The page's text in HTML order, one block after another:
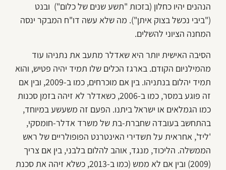
הנהנים יהיו כחלון (בזכות "תשע שנים של כלום") ובנט
("ביבי נכשל בצוק איתן"). מה שלא עשה דו"ח המבקר ינסה
המחנה הציוני להשלים.
הסיבה האישית יותר היא שאדלר מתעב את נתניהו עוד
מהמילניום הקודם. בארגז הכלים שלו תמיד יהיה פטיש, והוא
תמיד יהלום בנתניהו. בין אם מוכרחים, כמו ב-2009, ובין אם
זה פוגע במסר, כמו ב-2006, כשאדלר לא זיהה בזמן סכנות
כמו הגמלאים או ישראל ביתנו. הפעם זה משעשע במיוחד,
בהתחשב בעובדה שחברת-בת של משרד אדלר-חומסקי,
'ליד', אחראית על תשדירי האינטרנט הפופולריים של ראש
הממשלה. הליכוד, מנגד, אוהב להלום בלבני, בין אם צריך
(2009) ובין אם לא ממש (כמו ב-2013, כשלא זיהה את סכנת